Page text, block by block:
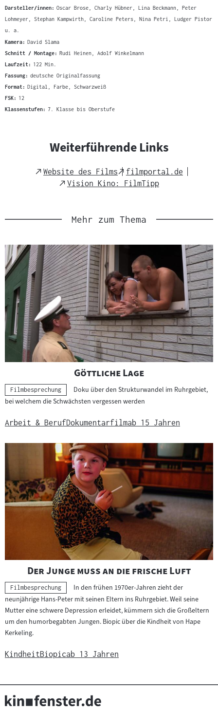
Darsteller/innen: Oscar Brose, Charly Hübner, Lina Beckmann, Peter
Lohmeyer, Stephan Kampwirth, Caroline Peters, Nina Petri, Ludger Pistor
u. a.
Kamera: David Slama
Schnitt / Montage: Rudi Heinen, Adolf Winkelmann
Laufzeit: 122 Min.
Fassung: deutsche Originalfassung
Format: Digital, Farbe, Schwarzweiß
FSK: 12
Klassenstufen: 7. Klasse bis Oberstufe
Weiterführende Links
External
Website des Films
External
Link
filmportal.de
External
Vision Kino: FilmTipp
Mehr zum Thema
"
Göttliche Lage"
Kategorie:
Filmbesprechung
Doku über den Strukturwandel im Ruhrgebiet,
bei welchem die Schwächsten vergessen werden
Arbeit & BerufDokumentarfilmab 15 Jahren
"
Der Junge muss an die frische Luft"
Kategorie:
Filmbesprechung
In den frühen 1970er-Jahren zieht der
neunjährige Hans-Peter mit seinen Eltern ins Ruhrgebiet. Weil seine
Mutter eine schwere Depression erleidet, kümmern sich die Großeltern
um den humorbegabten Jungen. Biopic über die Kindheit von Hape
Kerkeling.
KindheitBiopicab 13 Jahren